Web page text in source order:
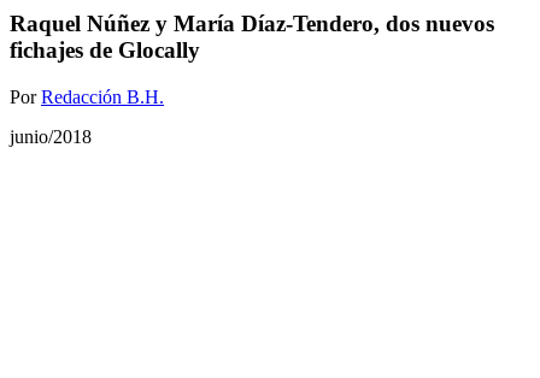
Raquel Núñez y María Díaz-Tendero, dos nuevos
fichajes de Glocally
PorRedacción B.H.
junio/2018